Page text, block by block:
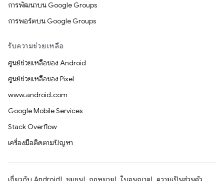
การพัฒนาบน Google Groups
การพอร์ตบน Google Groups
รับความช่วยเหลือ
ศูนย์ช่วยเหลือของ Android
ศูนย์ช่วยเหลือของ Pixel
www.android.com
Google Mobile Services
Stack Overflow
เครื่องมือติดตามปัญหา